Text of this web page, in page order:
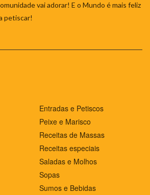
vai adorar! E o Mundo é mais feliz
petiscar!
Entradas e Petiscos
Peixe e Marisco
Receitas de Massas
Receitas especiais
Saladas e Molhos
Sopas
Sumos e Bebidas